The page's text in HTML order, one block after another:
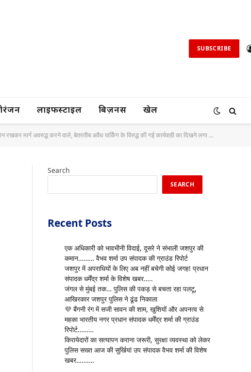
SUBSCRIBE
लाइफस्टाइल बिज़नस खेल
मार्ग अवरुद्ध करने वाले, बेतरतीब अवैध पार्किंग के विरुद्ध की गई कार्यवाही का दिखने लगा असर,*
Search
SEARCH
Recent Posts
एक अधिकारी को भावभीनी विदाई, दूसरे ने संभाली जशपुर की
कमान……… वैभव शर्मा उप संपादक की ग्राउंड रिपोर्ट
जशपुर में अपराधियों के लिए अब नहीं बचेगी कोई जगह! प्रधान
संपादक धर्मेंद्र शर्मा के विशेष खबर…..
जंगल से मुंबई तक… पुलिस की पकड़ से बचता रहा पलटू,
आखिरकार जशपुर पुलिस ने ढूंढ निकाला
💜 बैंगनी रंग में सजी सावन की शाम, खुशियों और अपनत्व से
महका भारतीय नगर प्रधान संपादक धर्मेंद्र शर्मा की ग्राउंड
रिपोर्ट………
किरायेदारों का सत्यापन कराना जरूरी, सुरक्षा व्यवस्था को लेकर
पुलिस सख्त आज की सुर्खियां उप संपादक वैभव शर्मा की विशेष
खबर……….